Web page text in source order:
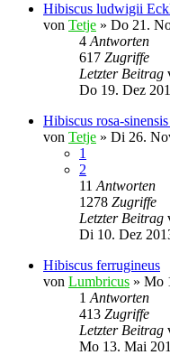
Hibiscus ludwigii
von Tetje » Do 21.
4 Antworten
617 Zugriffe
Letzter Beitrag
Do 19. Dez
Hibiscus rosa-
von Tetje » Di 26.
1
2
11 Antworten
1278 Zugriffe
Letzter Beitrag
Di 10. Dez
Hibiscus ferrugineus
von Lumbricus » Mo
1 Antworten
413 Zugriffe
Letzter Beitrag
Mo 13. Mai